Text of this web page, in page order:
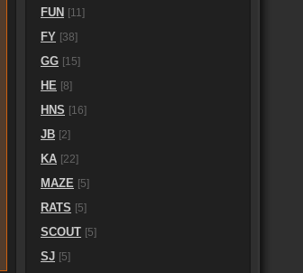
FUN [11]
FY [38]
GG [15]
HE [8]
HNS [16]
JB [2]
KA [22]
MAZE [5]
RATS [5]
SCOUT [5]
SJ [5]